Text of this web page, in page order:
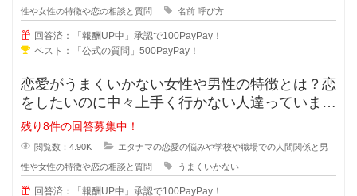
性や女性の特徴や恋の相談と質問 名前 呼び方
回答済：「報酬UP中」承認で100PayPay！
ベスト：「公式の質問」500PayPay！
恋愛がうまくいかない女性や男性の特徴とは？恋
をしたいのに中々上手く行かない人達っています
よね？行動や発言に問題があり異性
残り8件の回答募集中！
閲覧数：4.90K エタナマの恋愛の悩みや学校や職場での人間関係と男
性や女性の特徴や恋の相談と質問 うまくいかない
回答済：「報酬UP中」承認で100PayPay！